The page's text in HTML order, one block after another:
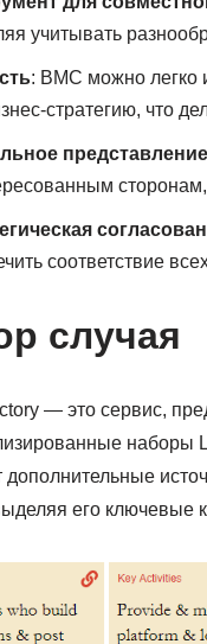
учитывать
: BMC можно легко
стратегию, что
представление
соответствие
случая
— это сервис,
наборы
дополнительные
его ключевые